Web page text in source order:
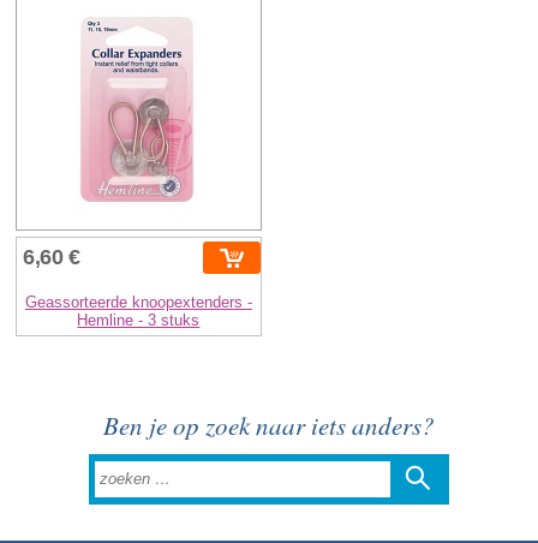
6,60 €
Geassorteerde knoopextenders -
Hemline - 3 stuks
Ben je op zoek naar iets anders?